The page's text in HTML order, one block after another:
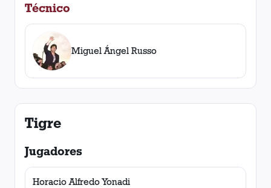
Técnico
Miguel Ángel Russo
Tigre
Jugadores
Horacio Alfredo Yonadi